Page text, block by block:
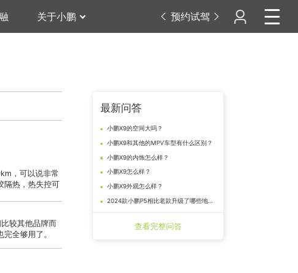
关于小鹏 预约试驾
，可以说非常
隔热，热失控可
较其他品牌而
全够用了。
最新问答
小鹏X9的空间大吗？
小鹏X9和其他的MPV车型有什么区别？
小鹏X9的内饰怎么样？
小鹏X9怎么样？
小鹏X9外观怎么样？
2024款小鹏P5相比老款升级了哪些地方？
查看完整问答